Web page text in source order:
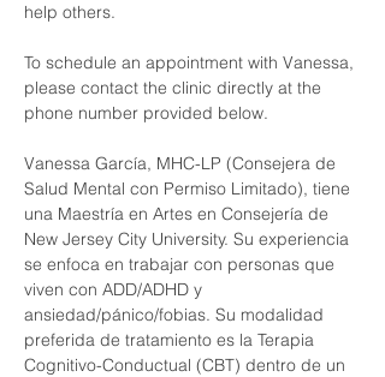
help others.
To schedule an appointment with Vanessa,
please contact the clinic directly at the
phone number provided below.
Vanessa García, MHC-LP (Consejera de
Salud Mental con Permiso Limitado), tiene
una Maestría en Artes en Consejería de
New Jersey City University. Su experiencia
se enfoca en trabajar con personas que
viven con ADD/ADHD y
ansiedad/pánico/fobias. Su modalidad
preferida de tratamiento es la Terapia
Cognitivo-Conductual (CBT) dentro de un